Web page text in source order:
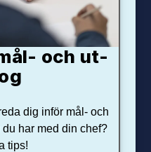
och ut­
dig inför mål- och
har med din chef?
tips!